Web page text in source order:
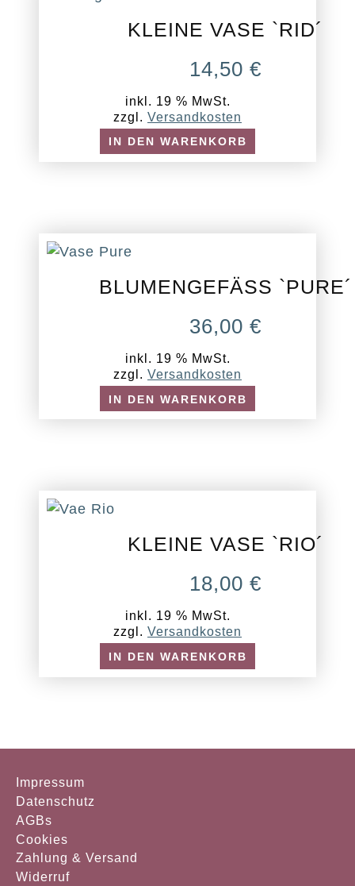
KLEINE VASE `RID´
14,50 €
inkl. 19 % MwSt.
zzgl. Versandkosten
IN DEN WARENKORB
BLUMENGEFÄSS `PURE´
36,00 €
inkl. 19 % MwSt.
zzgl. Versandkosten
IN DEN WARENKORB
KLEINE VASE `RIO´
18,00 €
inkl. 19 % MwSt.
zzgl. Versandkosten
IN DEN WARENKORB
Impressum
Datenschutz
AGBs
Cookies
Zahlung & Versand
Widerruf